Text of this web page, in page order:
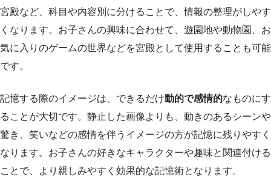
宮殿など、科目や内容別に分けることで、情報の整理がしやす
くなります。お子さんの興味に合わせて、遊園地や動物園、お
気に入りのゲームの世界などを宮殿として使用することも可能
です。
記憶する際のイメージは、できるだけ動的で感情的なものにす
ることが大切です。静止した画像よりも、動きのあるシーンや
驚き、笑いなどの感情を伴うイメージの方が記憶に残りやすく
なります。お子さんの好きなキャラクターや趣味と関連付ける
ことで、より親しみやすく効果的な記憶術となります。